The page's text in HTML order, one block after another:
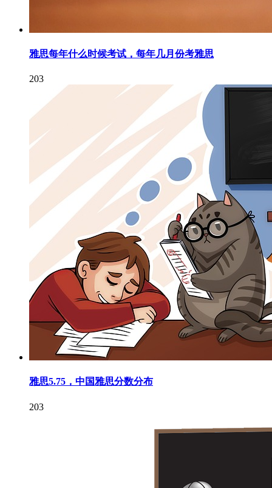
雅思每年什么时候考试，每年几月份考雅思
203
雅思5.75，中国雅思分数分布
203